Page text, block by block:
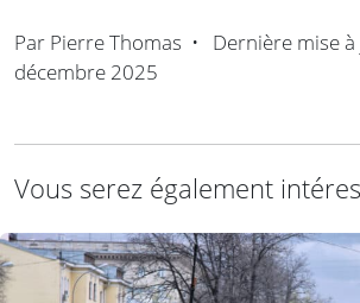
Par Pierre Thomas • Dernière mise
décembre 2025
Vous serez également